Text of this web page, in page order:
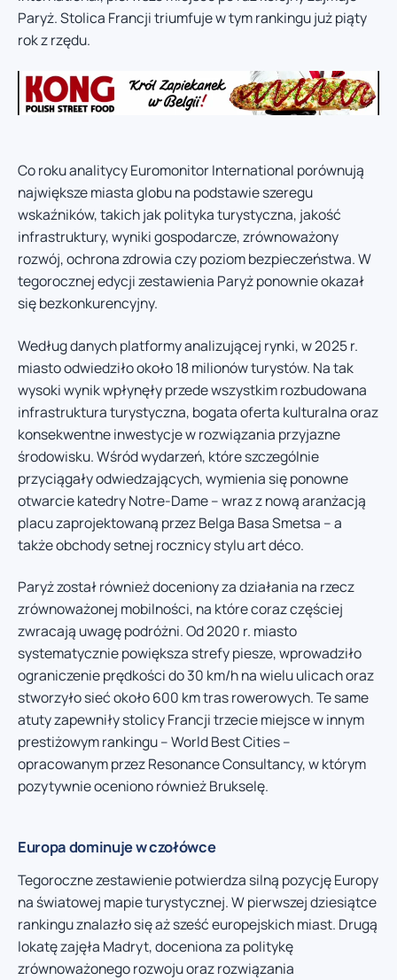
Paryż. Stolica Francji triumfuje w tym rankingu już piąty
rok z rzędu.
Co roku analitycy Euromonitor International porównują
największe miasta globu na podstawie szeregu
wskaźników, takich jak polityka turystyczna, jakość
infrastruktury, wyniki gospodarcze, zrównoważony
rozwój, ochrona zdrowia czy poziom bezpieczeństwa. W
tegorocznej edycji zestawienia Paryż ponownie okazał
się bezkonkurencyjny.
Według danych platformy analizującej rynki, w 2025 r.
miasto odwiedziło około 18 milionów turystów. Na tak
wysoki wynik wpłynęły przede wszystkim rozbudowana
infrastruktura turystyczna, bogata oferta kulturalna oraz
konsekwentne inwestycje w rozwiązania przyjazne
środowisku. Wśród wydarzeń, które szczególnie
przyciągały odwiedzających, wymienia się ponowne
otwarcie katedry Notre-Dame – wraz z nową aranżacją
placu zaprojektowaną przez Belga Basa Smetsa – a
także obchody setnej rocznicy stylu art déco.
Paryż został również doceniony za działania na rzecz
zrównoważonej mobilności, na które coraz częściej
zwracają uwagę podróżni. Od 2020 r. miasto
systematycznie powiększa strefy piesze, wprowadziło
ograniczenie prędkości do 30 km/h na wielu ulicach oraz
stworzyło sieć około 600 km tras rowerowych. Te same
atuty zapewniły stolicy Francji trzecie miejsce w innym
prestiżowym rankingu – World Best Cities –
opracowanym przez Resonance Consultancy, w którym
pozytywnie oceniono również Brukselę.
Europa dominuje w czołówce
Tegoroczne zestawienie potwierdza silną pozycję Europy
na światowej mapie turystycznej. W pierwszej dziesiątce
rankingu znalazło się aż sześć europejskich miast. Drugą
lokatę zajęła Madryt, doceniona za politykę
zrównoważonego rozwoju oraz rozwiązania